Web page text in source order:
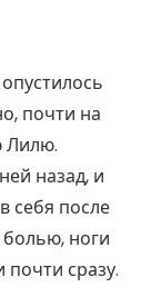
почти на
Лилю.
назад, и
себя после
ноги
сразу.